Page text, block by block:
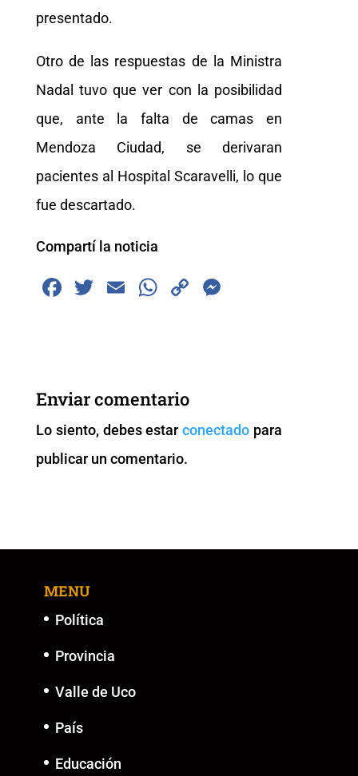
presentado.
Otro de las respuestas de la Ministra
Nadal tuvo que ver con la posibilidad
que, ante la falta de camas en
Mendoza Ciudad, se derivaran
pacientes al Hospital Scaravelli, lo que
fue descartado.
Compartí la noticia
F
b
o
o
k
T
E
W
A
p
p
C
k
er
Enviar comentario
Lo siento, debes estarconectado para
publicar un comentario.
MENU
Política
Provincia
Valle de Uco
País
Educación